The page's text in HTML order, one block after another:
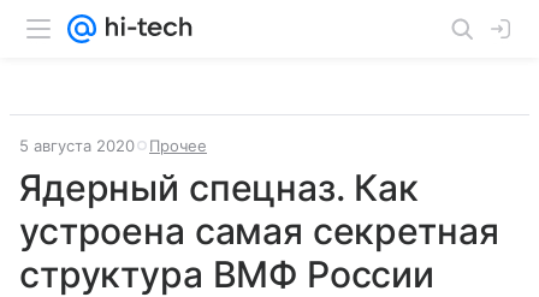
5 августа 2020 Прочее
​​​​​​​Ядерный спецназ. Как
устроена самая секретная
структура ВМФ России